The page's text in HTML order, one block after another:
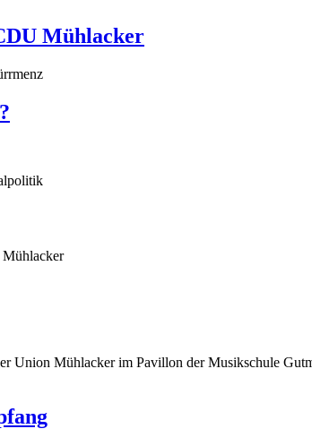
Mühlacker
Mühlacker
Union Mühlacker im Pavillon der Musikschule